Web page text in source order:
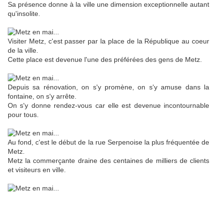
Sa présence donne à la ville une dimension exceptionnelle autant
qu'insolite.
Visiter Metz, c'est passer par la place de la République au coeur
de la ville.
Cette place est devenue l'une des préférées des gens de Metz.
Depuis sa rénovation, on s'y promène, on s'y amuse dans la
fontaine, on s'y arrête.
On s'y donne rendez-vous car elle est devenue incontournable
pour tous.
Au fond, c'est le début de la rue Serpenoise la plus fréquentée de
Metz.
Metz la commerçante draine des centaines de milliers de clients
et visiteurs en ville.